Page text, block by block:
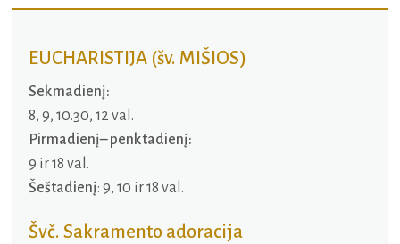
EUCHARISTIJA (šv. MIŠIOS)
Sekmadienį:
8, 9, 10.30, 12 val.
Pirmadienį– penktadienį:
9 ir 18 val.
Šeštadienį: 9, 10 ir 18 val.
Švč. Sakramento adoracija